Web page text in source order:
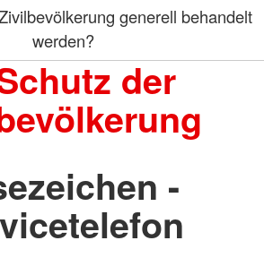
werden?
der
-